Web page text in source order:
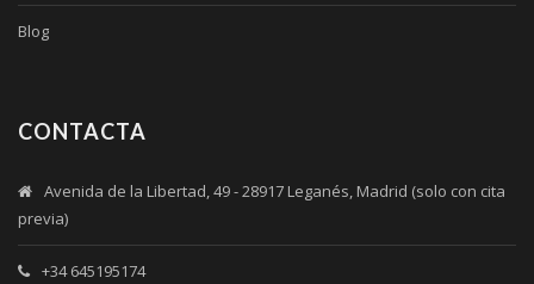
Blog
CONTACTA
Avenida de la Libertad, 49 - 28917 Leganés, Madrid (solo con cita
previa)
+34 645195174